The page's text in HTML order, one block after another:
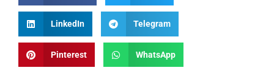
LinkedIn Telegram
Pinterest WhatsApp